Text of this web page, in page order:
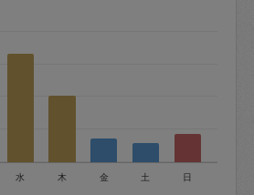
実施時間＝依頼金額の100%
よる当日キャンセル＝依頼
水 木 金 土 日